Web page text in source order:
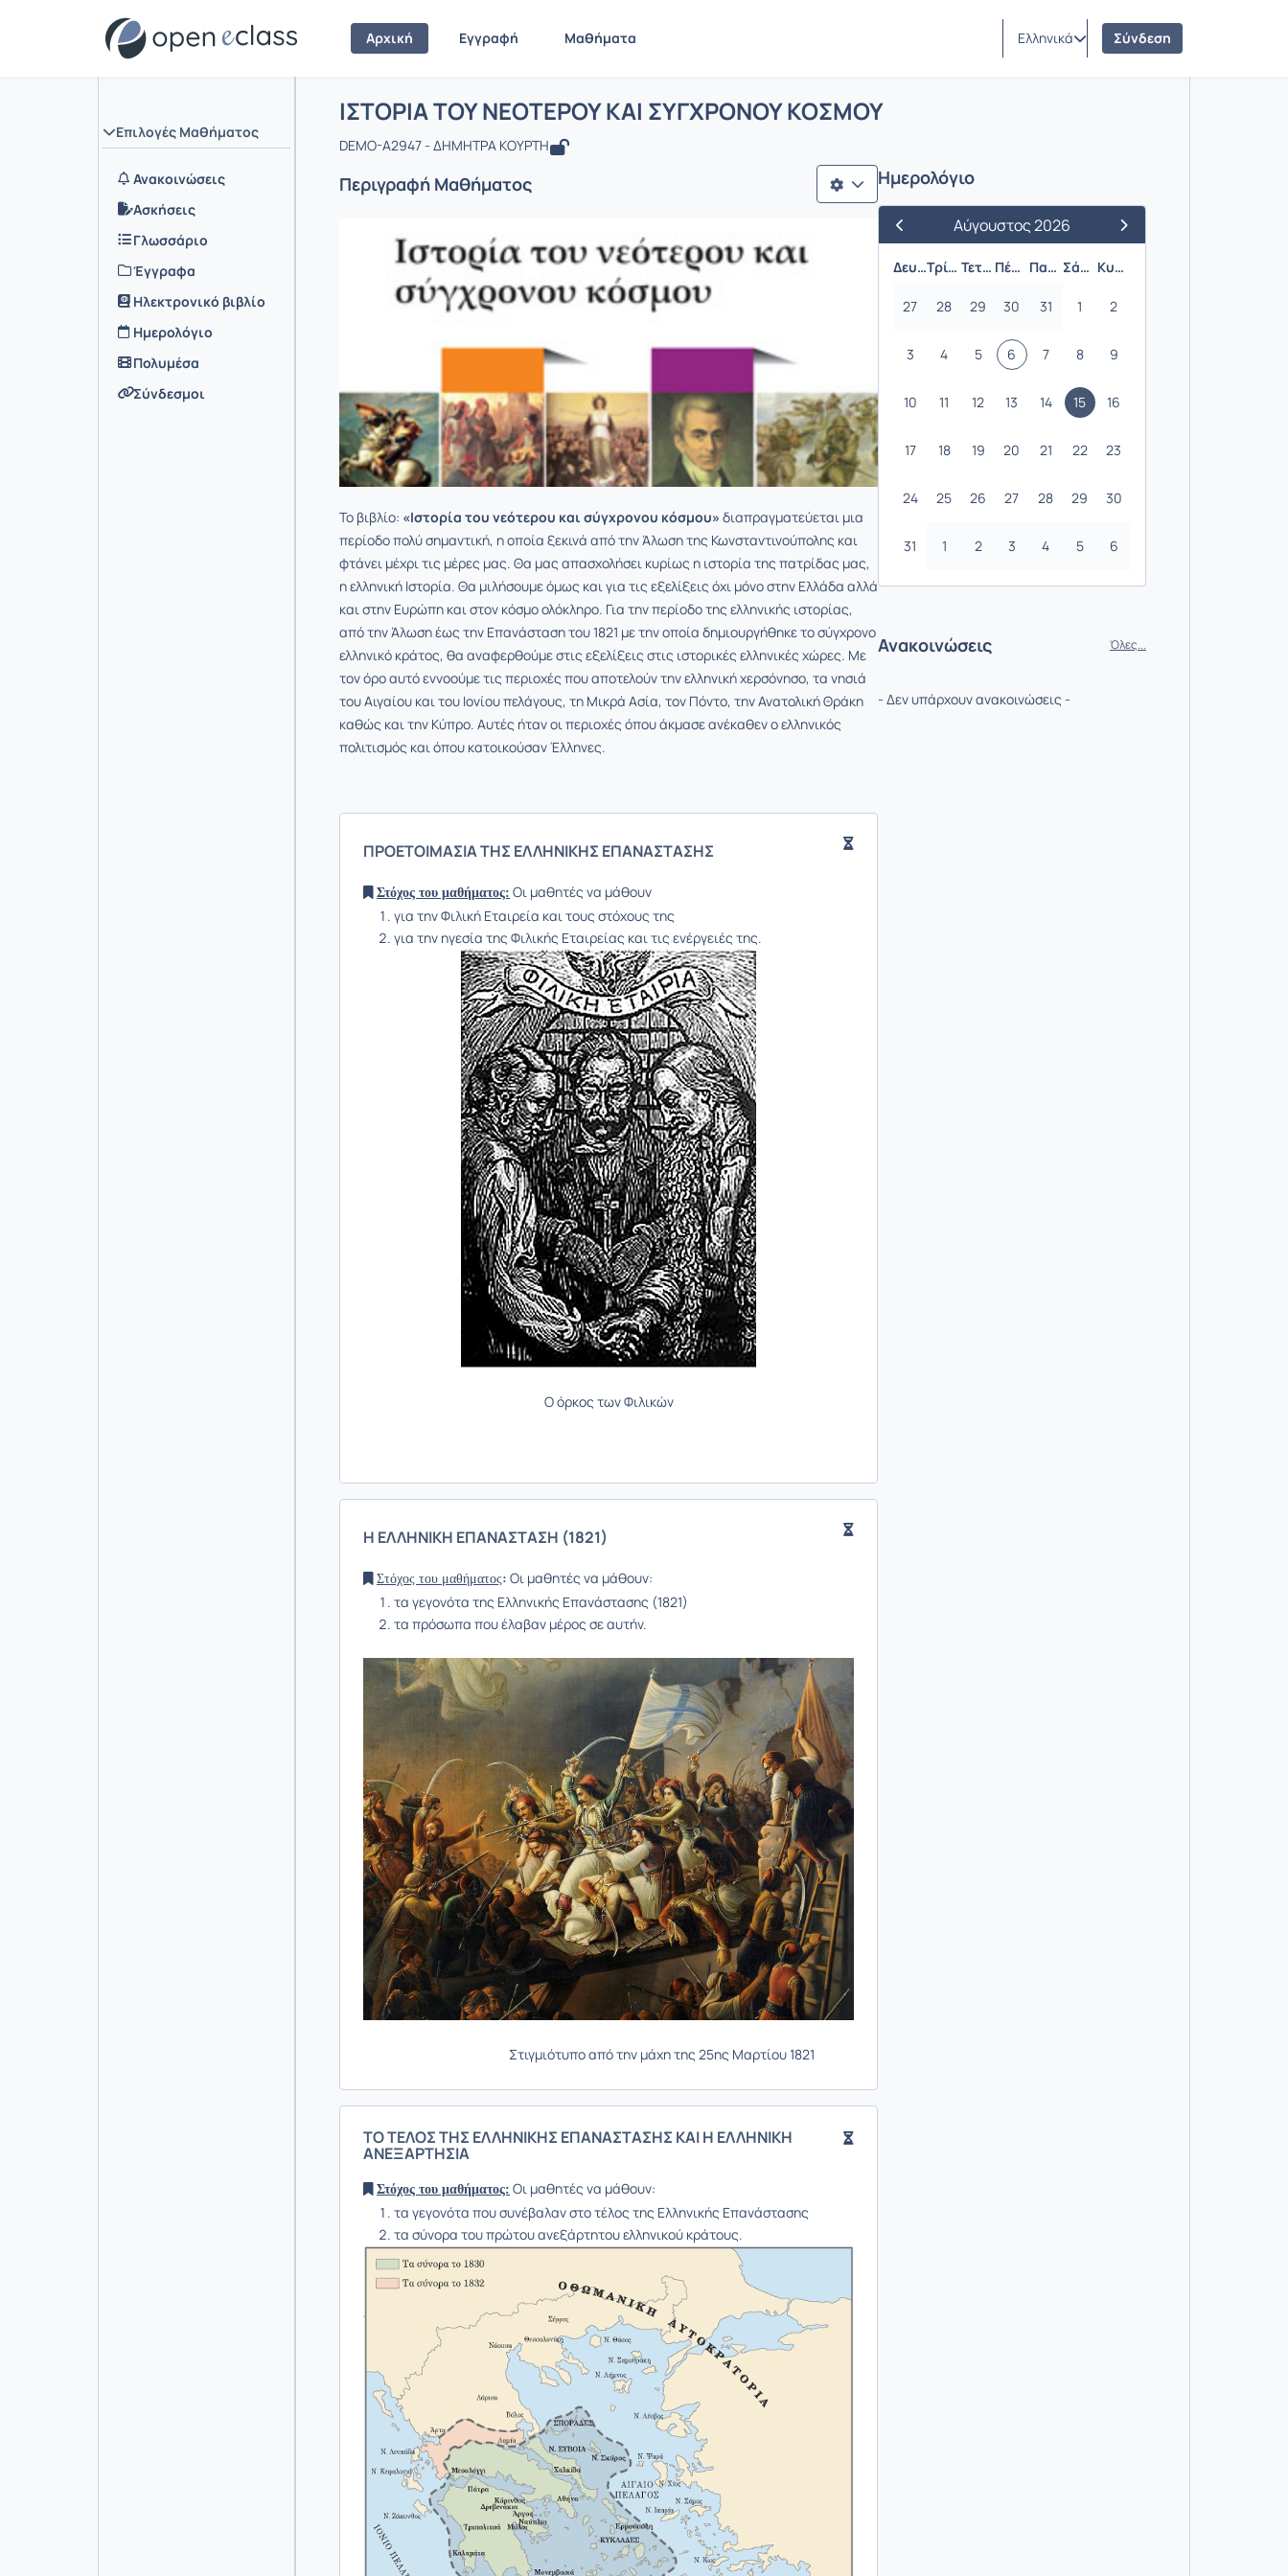
Αρχική Εγγραφή Μαθήματα Ελληνικά Σύνδεση
Επιλογές Μαθήματος
Ανακοινώσεις
Ασκήσεις
Γλωσσάριο
Έγγραφα
Ηλεκτρονικό βιβλίο
Ημερολόγιο
Πολυμέσα
Σύνδεσμοι
Αρχική Σελίδα
Μάθημα : ΙΣΤΟΡΙΑ ΤΟΥ ΝΕΟΤΕΡΟΥ ΚΑΙ ΣΥΓΧΡΟΝΟΥ ΚΟΣΜΟΥ
ΙΣΤΟΡΙΑ ΤΟΥ ΝΕΟΤΕΡΟΥ ΚΑΙ ΣΥΓΧΡΟΝΟΥ ΚΟΣΜΟΥ
DEMO-A2947 - ΔΗΜΗΤΡΑ ΚΟΥΡΤΗ
Περιγραφή Μαθήματος
Το βιβλίο: «Ιστορία του νεότερου και σύγχρονου κόσμου» διαπραγματεύεται μια
περίοδο πολύ σημαντική, η οποία ξεκινά από την Άλωση της Κωνσταντινούπολης και
φτάνει μέχρι τις μέρες μας. Θα μας απασχολήσει κυρίως η ιστορία της πατρίδας μας,
η ελληνική Ιστορία. Θα μιλήσουμε όμως και για τις εξελίξεις όχι μόνο στην Ελλάδα αλλά
και στην Ευρώπη και στον κόσμο ολόκληρο. Για την περίοδο της ελληνικής ιστορίας,
από την Άλωση έως την Επανάσταση του 1821 με την οποία δημιουργήθηκε το σύγχρονο
ελληνικό κράτος, θα αναφερθούμε στις εξελίξεις στις ιστορικές ελληνικές χώρες. Με
τον όρο αυτό εννοούμε τις περιοχές που αποτελούν την ελληνική χερσόνησο, τα νησιά
του Αιγαίου και του Ιονίου πελάγους, τη Μικρά Ασία, τον Πόντο, την Ανατολική Θράκη
καθώς και την Κύπρο. Αυτές ήταν οι περιοχές όπου άκμασε ανέκαθεν ο ελληνικός
πολιτισμός και όπου κατοικούσαν Έλληνες.
ΠΡΟΕΤΟΙΜΑΣΙΑ ΤΗΣ ΕΛΛΗΝΙΚΗΣ ΕΠΑΝΑΣΤΑΣΗΣ
Στόχος του μαθήματος: Οι μαθητές να μάθουν
για την Φιλική Εταιρεία και τους στόχους της
για την ηγεσία της Φιλικής Εταιρείας και τις ενέργειές της.
Ο όρκος των Φιλικών
Η ΕΛΛΗΝΙΚΗ ΕΠΑΝΑΣΤΑΣΗ (1821)
Στόχος του μαθήματος: Οι μαθητές να μάθουν:
τα γεγονότα της Ελληνικής Επανάστασης (1821)
τα πρόσωπα που έλαβαν μέρος σε αυτήν.
Στιγμιότυπο από την μάχη της 25ης Μαρτίου 1821
ΤΟ ΤΕΛΟΣ ΤΗΣ ΕΛΛΗΝΙΚΗΣ ΕΠΑΝΑΣΤΑΣΗΣ ΚΑΙ Η ΕΛΛΗΝΙΚΗ
ΑΝΕΞΑΡΤΗΣΙΑ
Στόχος του μαθήματος: Οι μαθητές να μάθουν:
τα γεγονότα που συνέβαλαν στο τέλος της Ελληνικής Επανάστασης
τα σύνορα του πρώτου ανεξάρτητου ελληνικού κράτους.
Ημερολόγιο
Προηγούμενος Μήνας
Αύγουστος 2026
Επόμενος Μήνας
Δευτέρα
Τρίτη Τετάρτη Πέμπτη Παρασκευή Σάββατο Κυριακή
27 28 29 30 31 1 2
3 4 5 6 7 8 9
10 11 12 13 14 15 16
17 18 19 20 21 22 23
24 25 26 27 28 29 30
31 1 2 3 4 5 6
Ανακοινώσεις Όλες...
- Δεν υπάρχουν ανακοινώσεις -